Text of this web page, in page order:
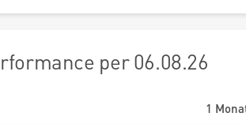
per 06.08.26
1